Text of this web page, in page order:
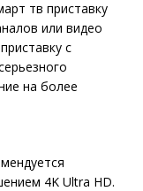
тв приставку
или видео
с
на более
4K Ultra HD.